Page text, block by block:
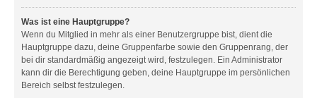
Was ist eine Hauptgruppe?
Wenn du Mitglied in mehr als einer Benutzergruppe bist, dient die
Hauptgruppe dazu, deine Gruppenfarbe sowie den Gruppenrang, der
bei dir standardmäßig angezeigt wird, festzulegen. Ein Administrator
kann dir die Berechtigung geben, deine Hauptgruppe im persönlichen
Bereich selbst festzulegen.